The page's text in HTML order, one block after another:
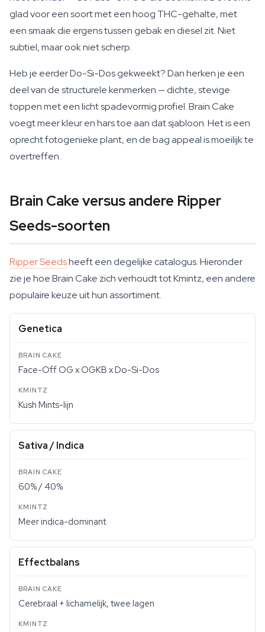
glad voor een soort met een hoog THC-gehalte, met
een smaak die ergens tussen gebak en diesel zit. Niet
subtiel, maar ook niet scherp.
Heb je eerder Do-Si-Dos gekweekt? Dan herken je een
deel van de structurele kenmerken — dichte, stevige
toppen met een licht spadevormig profiel. Brain Cake
voegt meer kleur en hars toe aan dat sjabloon. Het is een
oprecht fotogenieke plant, en de bag appeal is moeilijk te
overtreffen.
Brain Cake versus andere Ripper
Seeds-soorten
Ripper Seedsheeft een degelijke catalogus. Hieronder
zie je hoe Brain Cake zich verhoudt tot Kmintz, een andere
populaire keuze uit hun assortiment.
Genetica
Face-Off OG x OGKB x Do-Si-Dos
Kush Mints-lijn
Sativa / Indica
60% / 40%
Meer indica-dominant
Effectbalans
Cerebraal + lichamelijk, twee lagen